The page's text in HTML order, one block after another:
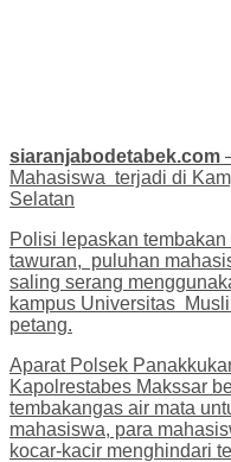
siaranjabodetabek.com
Mahasiswa terjadi di
Selatan
Polisi lepaskan
tawuran, puluhan
saling serang
kampus Universitas
petang.
Aparat Polsek
Kapolrestabes Makssar
tembakangas air mata
mahasiswa, para
kocar-kacir menghindari